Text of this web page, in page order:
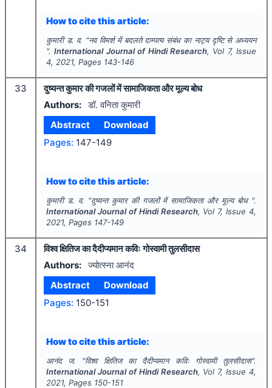
How to cite this article:
कुमारी ड. व. "नव विमर्श में बदलते दाम्पत्य संबंध का नाट्य दृष्टि से अध्ययन
".International Journal of Hindi Research, Vol 7, Issue
4, 2021, Pages 143-146
33
दुष्यन्त कुमार की गजलों में सामाजिकता और मूल्य बोध
Authors: डॉ. वनिता कुमारी
Abstract
Download
Pages: 147-149
How to cite this article:
कुमारी ड. व. "दुष्यन्त कुमार की गजलों में सामाजिकता और मूल्य बोध ".
International Journal of Hindi Research, Vol 7, Issue4,
2021, Pages 147-149
34
विश्व क्षितिज का दैदीप्यमान कविः गोस्वामी तुलसीदास
Authors: ज्योत्स्ना आनंद
Abstract
Download
Pages: 150-151
How to cite this article:
आनंद ज. "विश्व क्षितिज का दैदीप्यमान कविः गोस्वामी तुलसीदास".
International Journal of Hindi Research, Vol 7, Issue4,
2021, Pages 150-151